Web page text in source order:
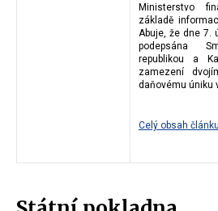
Ministerstvo
základě
Abuje, že dne 7.
podepsána
republikou a
zamezení
daňovému úniku
Celý obsah článku